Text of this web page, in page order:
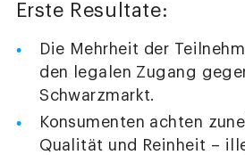
Erste Resultate:
Die Mehrheit der
den legalen Zugang
Schwarzmarkt.
Konsumenten achten
Qualität und Reinheit –